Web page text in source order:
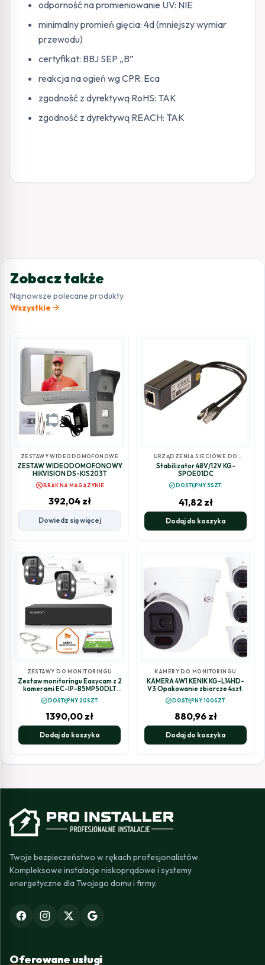
odporność na promieniowanie UV: NIE
minimalny promień gięcia: 4d (mniejszy wymiar
przewodu)
certyfikat: BBJ SEP „B”
reakcja na ogień wg CPR: Eca
zgodność z dyrektywą RoHS: TAK
zgodność z dyrektywą REACH: TAK
Zobacz także
Najnowsze polecane produkty.
Wszystkie arrow_forward
ZESTAWY WIDEODOMOFONOWE
ZESTAW WIDEODOMOFONOWY
HIKVISION DS-KIS203T
cancelBRAK NA MAGAZYNIE
392,04 zł
Dowiedz się więcej
URZĄDZENIA SIECIOWE DO
MONITORINGU
Stabilizator 48V/12V KG-
SPOE01DC
check_circleDOSTĘPNY 5SZT.
41,82 zł
Dodaj do koszyka
ZESTAWY DO MONITORINGU
Zestaw monitoringu Easycam z 2
kamerami EC-IP-B5MP50DLT
5MPx z aktywnym odstraszaniem
check_circleDOSTĘPNY 20SZT.
1390,00 zł
Dodaj do koszyka
KAMERY DO MONITORINGU
KAMERA 4W1 KENIK KG-L14HD-
V3 Opakowanie zbiorcze 4szt.
check_circleDOSTĘPNY 100SZT.
880,96 zł
Dodaj do koszyka
Twoje bezpieczeństwo w rękach profesjonalistów.
Kompleksowe instalacje niskoprądowe i systemy
energetyczne dla Twojego domu i firmy.
Oferowane usługi